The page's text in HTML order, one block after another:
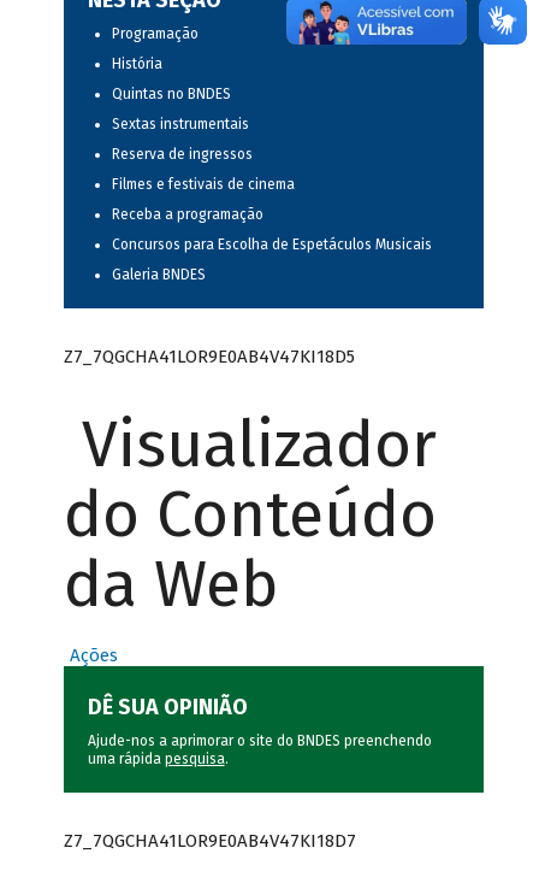
Programação
História
Quintas no BNDES
Sextas instrumentais
Reserva de ingressos
Filmes e festivais de cinema
Receba a programação
Concursos para Escolha de Espetáculos Musicais
Galeria BNDES
Z7_7QGCHA41LOR9E0AB4V47KI18D5
Visualizador
do Conteúdo
da Web
Ações
DÊ SUA OPINIÃO
Ajude-nos a aprimorar o site do BNDES preenchendo
uma rápida pesquisa.
Z7_7QGCHA41LOR9E0AB4V47KI18D7